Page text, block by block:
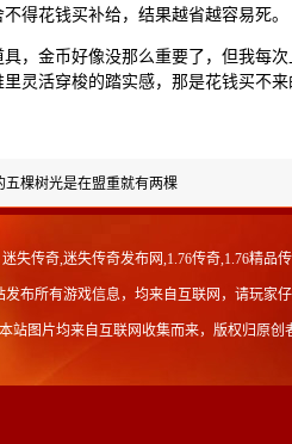
得花钱买补给，结果越省越容易死。
金币好像没那么重要了，但我每次
灵活穿梭的踏实感，那是花钱买不
棵树光是在盟重就有两棵
迷失传奇,迷失传奇发布网,1.76传奇,1.76精品
发布所有游戏信息，均来自互联网，请玩家
站图片均来自互联网收集而来，版权归原